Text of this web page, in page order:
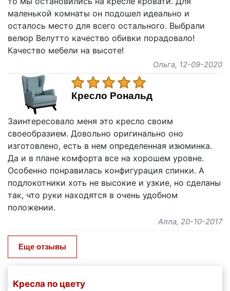
Кресла по цвету
маленькой комнаты он подошел идеально и
осталось место для всего остального. Выбрали
велюр Велутто качество обивки порадовало!
Качество мебели на высоте!
Ольга, 12-09-2020
Кресло Рональд
Заинтересовало меня это кресло своим
своеобразием. Довольно оригинально оно
изготовлено, есть в нем определенная изюминка.
Да и в плане комфорта все на хорошем уровне.
Особенно понравилась конфигурация спинки. А
подлокотники хоть не высокие и узкие, но сделаны
так, что руки находятся в очень удобном
положении.
Алла, 20-10-2017
Еще отзывы